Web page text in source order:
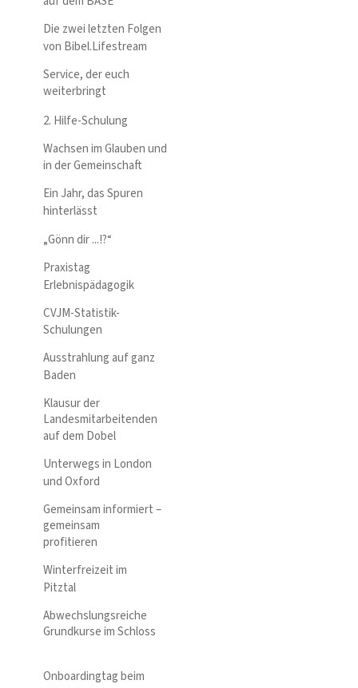
Die zwei letzten Folgen
von Bibel.Lifestream
Service, der euch
weiterbringt
2. Hilfe-Schulung
Wachsen im Glauben und
in der Gemeinschaft
Ein Jahr, das Spuren
hinterlässt
„Gönn dir ...!?“
Praxistag
Erlebnispädagogik
CVJM-Statistik-
Schulungen
Ausstrahlung auf ganz
Baden
Klausur der
Landesmitarbeitenden
auf dem Dobel
Unterwegs in London
und Oxford
Gemeinsam informiert –
gemeinsam
profitieren
Winterfreizeit im
Pitztal
Abwechslungsreiche
Grundkurse im Schloss
Onboardingtag beim